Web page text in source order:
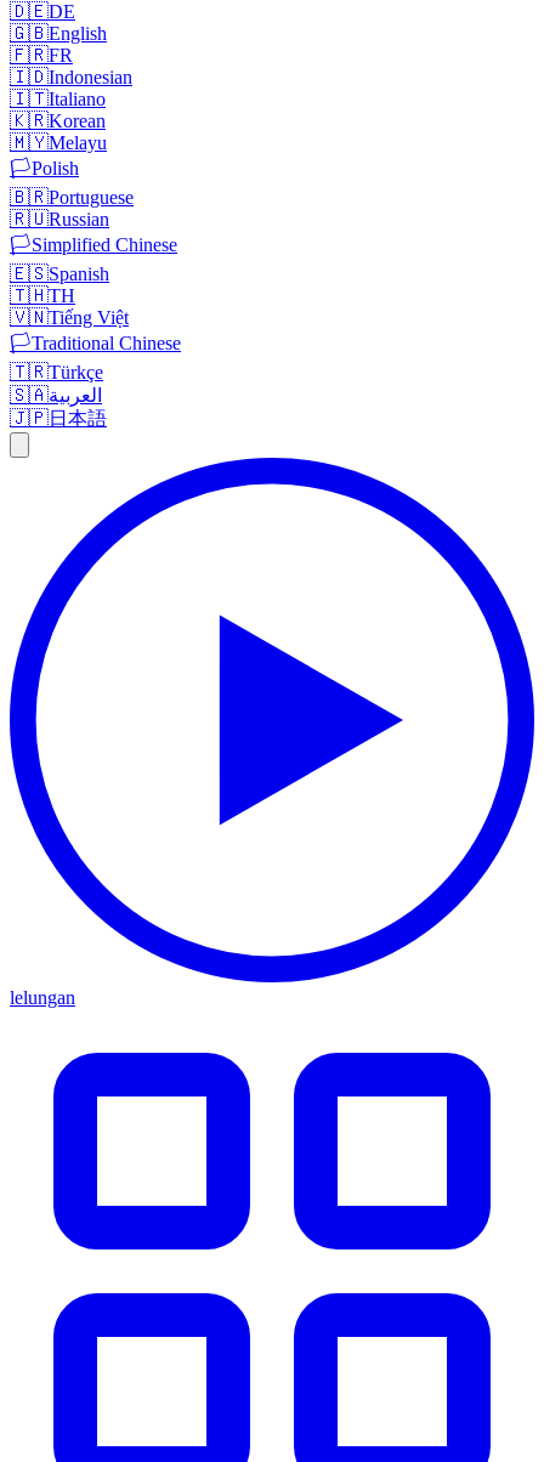
🇩🇪DE
🇬🇧English
🇫🇷FR
🇮🇩Indonesian
🇮🇹Italiano
🇰🇷Korean
🇲🇾Melayu
🏳️Polish
🇧🇷Portuguese
🇷🇺Russian
🏳️Simplified Chinese
🇪🇸Spanish
🇹🇭TH
🇻🇳Tiếng Việt
🏳️Traditional Chinese
🇹🇷Türkçe
🇸🇦العربية
🇯🇵日本語
lelungan